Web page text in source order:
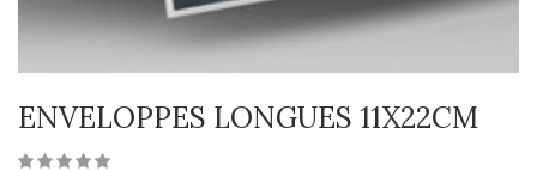
ENVELOPPES LONGUES 11X22CM